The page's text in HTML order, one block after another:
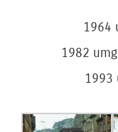
1964
1982
1993